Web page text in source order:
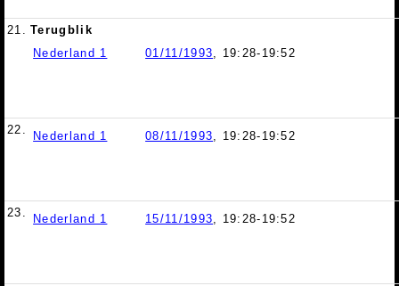
21. Terugblik
Nederland 1
01/11/1993, 19:28-19:52
22. Nederland 1 08/11/1993, 19:28-19:52
23. Nederland 1 15/11/1993, 19:28-19:52